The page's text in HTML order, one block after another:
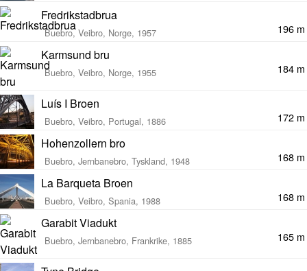
Fredrikstadbrua
Buebro, Veibro, Norge, 1957 196 m
Karmsund bru
Buebro, Veibro, Norge, 1955 184 m
Luís I Broen
Buebro, Veibro, Portugal, 1886 172 m
Hohenzollern bro
Buebro, Jernbanebro, Tyskland, 1948 168 m
La Barqueta Broen
Buebro, Veibro, Spania, 1988 168 m
Garabit Viadukt
Buebro, Jernbanebro, Frankrike, 1885 165 m